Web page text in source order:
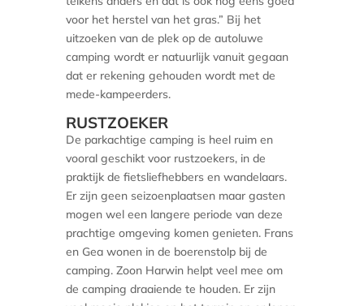
voor het herstel van het gras.” Bij het
uitzoeken van de plek op de autoluwe
camping wordt er natuurlijk vanuit gegaan
dat er rekening gehouden wordt met de
mede-kampeerders.
RUSTZOEKER
De parkachtige camping is heel ruim en
vooral geschikt voor rustzoekers, in de
praktijk de fietsliefhebbers en wandelaars.
Er zijn geen seizoenplaatsen maar gasten
mogen wel een langere periode van deze
prachtige omgeving komen genieten. Frans
en Gea wonen in de boerenstolp bij de
camping. Zoon Harwin helpt veel mee om
de camping draaiende te houden. Er zijn